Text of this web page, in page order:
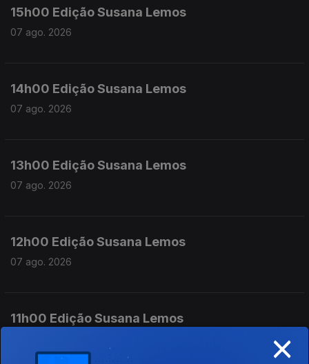
15h00 Edição Susana Lemos
07 ago. 2026
14h00 Edição Susana Lemos
07 ago. 2026
13h00 Edição Susana Lemos
07 ago. 2026
12h00 Edição Susana Lemos
07 ago. 2026
11h00 Edição Susana Lemos
×